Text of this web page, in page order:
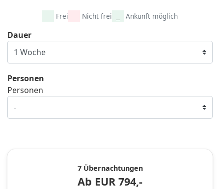
Frei Nicht frei Ankunft möglich
Dauer
Personen
Personen
7 Übernachtungen
Ab EUR 794,-